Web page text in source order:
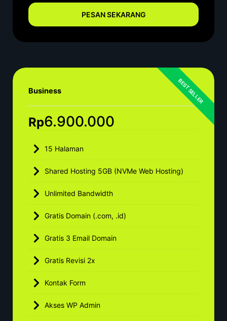
PESAN SEKARANG
Business
Rp6.900.000
15 Halaman
Shared Hosting 5GB (NVMe Web Hosting)
Unlimited Bandwidth
Gratis Domain (.com, .id)
Gratis 3 Email Domain
Gratis Revisi 2x
Kontak Form
Akses WP Admin